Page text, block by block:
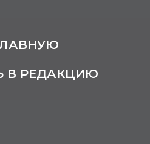
В РЕДАКЦИЮ